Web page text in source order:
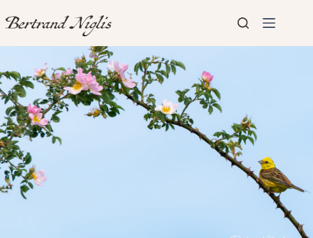
au
contenu
résultat
Accueil
Présentation
Articles